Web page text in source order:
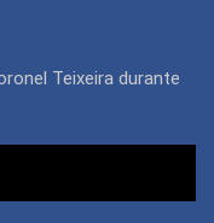
Teixeira durante